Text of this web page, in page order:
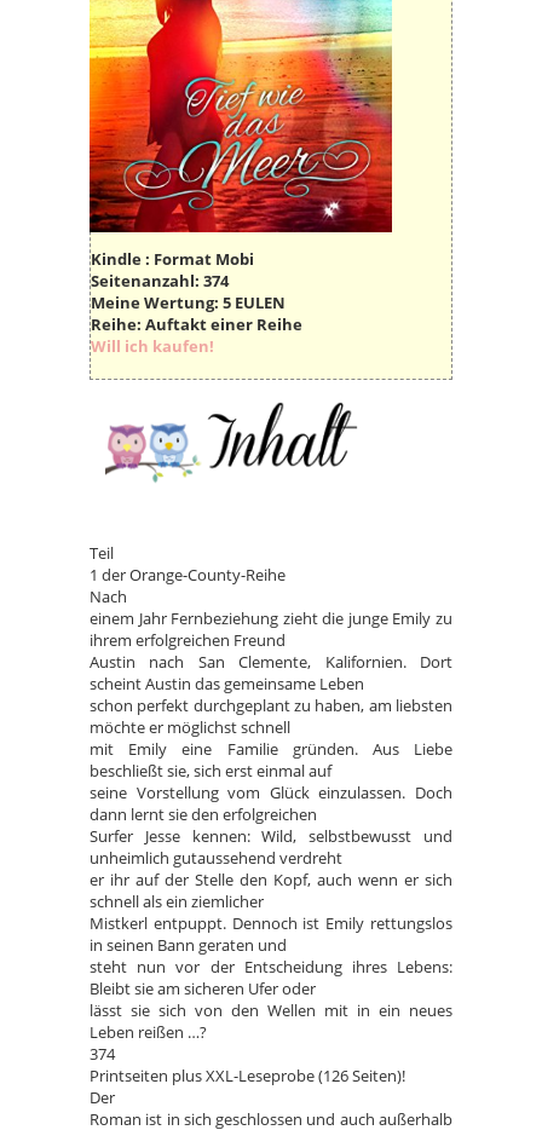
Kindle : Format Mobi
Seitenanzahl: 374
Meine Wertung: 5 EULEN
Reihe: Auftakt einer Reihe
Will ich kaufen!
Teil
1 der Orange-County-Reihe
Nach
einem Jahr Fernbeziehung zieht die junge Emily zu
ihrem erfolgreichen Freund
Austin nach San Clemente, Kalifornien. Dort
scheint Austin das gemeinsame Leben
schon perfekt durchgeplant zu haben, am liebsten
möchte er möglichst schnell
mit Emily eine Familie gründen. Aus Liebe
beschließt sie, sich erst einmal auf
seine Vorstellung vom Glück einzulassen. Doch
dann lernt sie den erfolgreichen
Surfer Jesse kennen: Wild, selbstbewusst und
unheimlich gutaussehend verdreht
er ihr auf der Stelle den Kopf, auch wenn er sich
schnell als ein ziemlicher
Mistkerl entpuppt. Dennoch ist Emily rettungslos
in seinen Bann geraten und
steht nun vor der Entscheidung ihres Lebens:
Bleibt sie am sicheren Ufer oder
lässt sie sich von den Wellen mit in ein neues
Leben reißen …?
374
Printseiten plus XXL-Leseprobe (126 Seiten)!
Der
Roman ist in sich geschlossen und auch außerhalb